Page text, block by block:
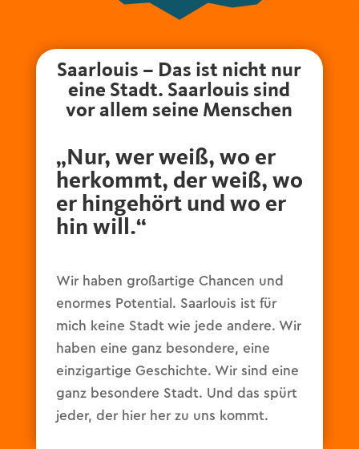
Saarlouis – Das ist nicht nur
eine Stadt. Saarlouis sind
vor allem seine Menschen
„Nur, wer weiß, wo er
herkommt, der weiß, wo
er hingehört und wo er
hin will.“
Wir haben großartige Chancen und
enormes Potential. Saarlouis ist für
mich keine Stadt wie jede andere. Wir
haben eine ganz besondere, eine
einzigartige Geschichte. Wir sind eine
ganz besondere Stadt. Und das spürt
jeder, der hier her zu uns kommt.